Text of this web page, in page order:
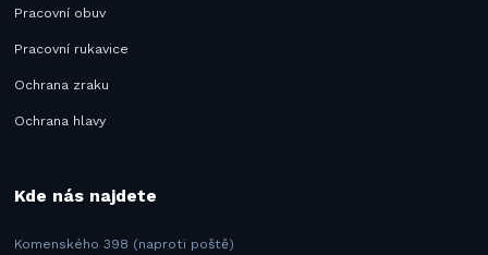
Pracovní obuv
Pracovní rukavice
Ochrana zraku
Ochrana hlavy
Kde nás najdete
Komenského 398 (naproti poště)